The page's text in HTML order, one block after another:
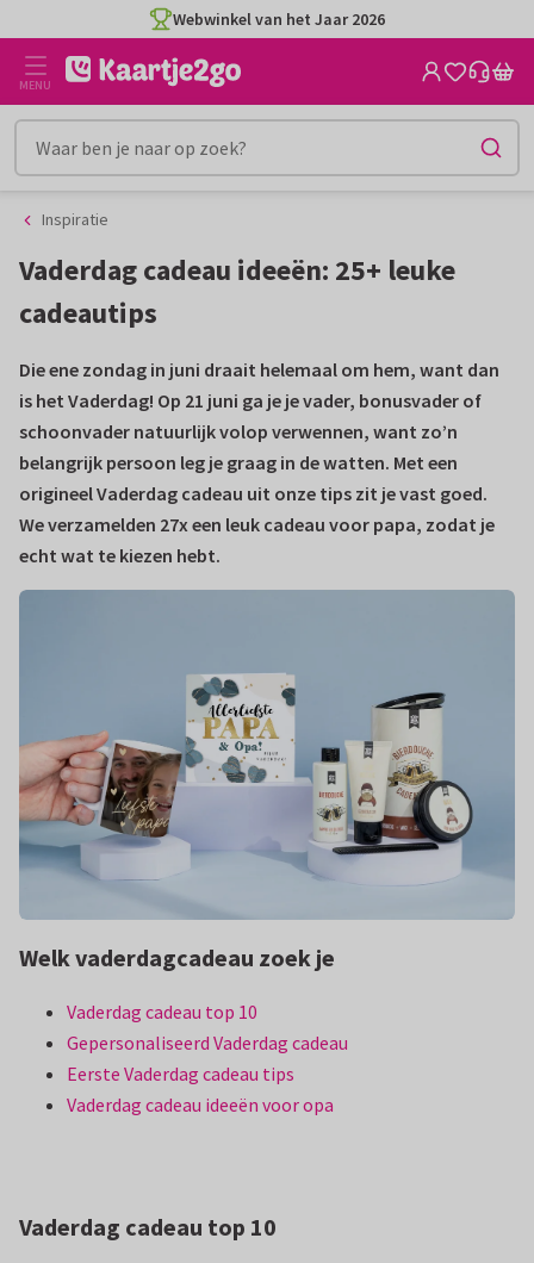
naar
inhoud
naar
het
filter
Webwinkel van het Jaar 2026
MENU
Inspiratie
Vaderdag cadeau ideeën: 25+ leuke
cadeautips
Die ene zondag in juni draait helemaal om hem, want dan
is het Vaderdag! Op 21 juni ga je je vader, bonusvader of
schoonvader natuurlijk volop verwennen, want zo’n
belangrijk persoon leg je graag in de watten. Met een
origineel Vaderdag cadeau uit onze tips zit je vast goed.
We verzamelden 27x een leuk cadeau voor papa, zodat je
echt wat te kiezen hebt.
Welk vaderdagcadeau zoek je
Vaderdag cadeau top 10
Gepersonaliseerd Vaderdag cadeau
Eerste Vaderdag cadeau tips
Vaderdag cadeau ideeën voor opa
Vaderdag cadeau top 10